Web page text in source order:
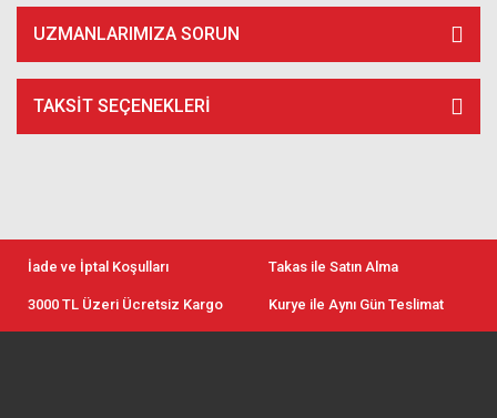
UZMANLARIMIZA SORUN
TAKSIT SEÇENEKLERI
İade ve İptal Koşulları Takas ile Satın Alma
3000 TL Üzeri Ücretsiz Kargo Kurye ile Aynı Gün Teslimat